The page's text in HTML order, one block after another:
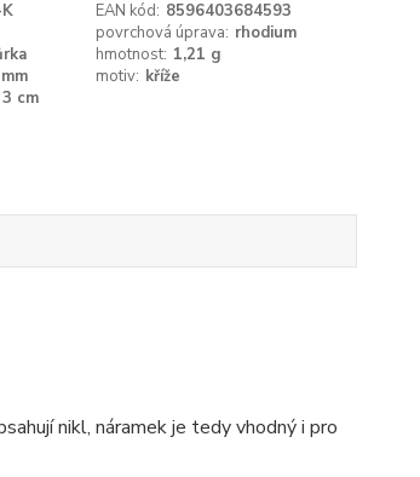
EAN kód: 8596403684593
povrchová úprava: rhodium
hmotnost: 1,21 g
motiv: kříže
cm
nikl, náramek je tedy vhodný i pro